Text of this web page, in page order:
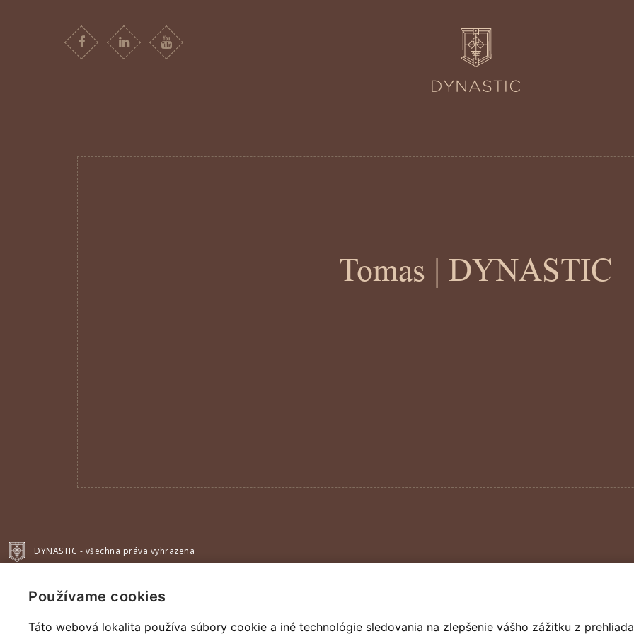
Používame cookies
Táto webová lokalita používa súbory cookie a iné technológie sledovania na zlepšenie vášho zážitku z
Tomas | DYNASTIC
DYNASTIC - všechna práva vyhrazena